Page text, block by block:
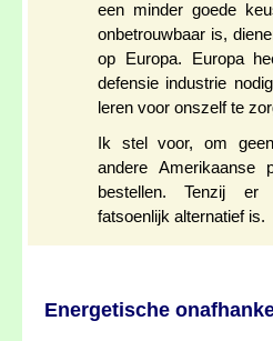
een minder goede
onbetrouwbaar is,
op Europa. Europa
defensie industrie
leren voor onszelf te
Ik stel voor, om
andere Amerikaanse
bestellen. Tenzij
fatsoenlijk alternatief is.
Energetische